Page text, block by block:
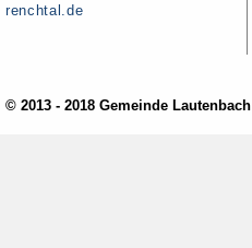
renchtal.de
© 2013 - 2018 Gemeinde Lautenbach